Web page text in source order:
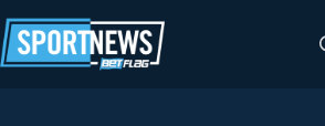
al
contenuto